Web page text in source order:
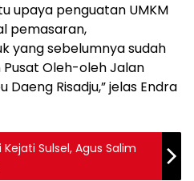
upaya penguatan UMKM
pemasaran,
yang sebelumnya sudah
Pusat Oleh-oleh Jalan
Risadju,” jelas Endra
Sulsel, Agus Salim